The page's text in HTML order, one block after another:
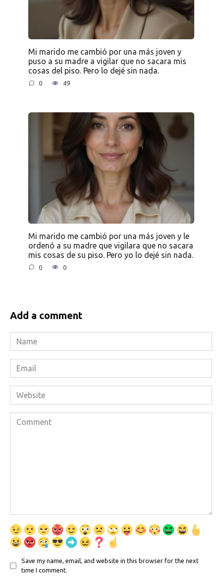
Mi marido me cambió por una más joven y
puso a su madre a vigilar que no sacara mis
cosas del piso. Pero lo dejé sin nada.
0 49
Mi marido me cambió por una más joven y le
ordenó a su madre que vigilara que no sacara
mis cosas de su piso. Pero yo lo dejé sin nada.
0 0
Add a comment
Name
*
Email
*
Website
Comment
Save my name, email, and website in this browser for the next
time I comment.